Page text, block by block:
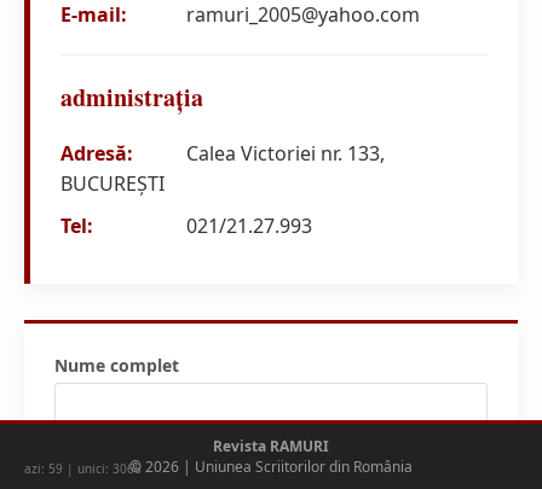
E-mail:
ramuri_2005@yahoo.com
administrația
Adresă:
Calea Victoriei nr. 133,
BUCUREȘTI
Tel:
021/21.27.993
Nume complet
Adresa de email
azi: 59 | unici: 3068
Revista RAMURI
© 2026 | Uniunea Scriitorilor din România